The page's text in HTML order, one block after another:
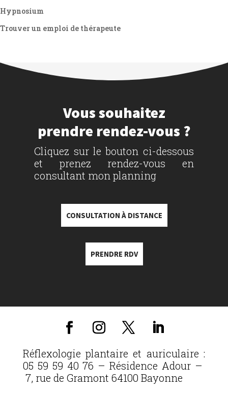
Hypnosium
Trouver un emploi de thérapeute
Vous souhaitez
prendre rendez-vous ?
Cliquez sur le bouton ci-dessous
et prenez rendez-vous en
consultant mon planning
CONSULTATION À DISTANCE
PRENDRE RDV
Réflexologie plantaire et auriculaire :
05 59 59 40 76 – Résidence Adour –
7, rue de Gramont 64100 Bayonne